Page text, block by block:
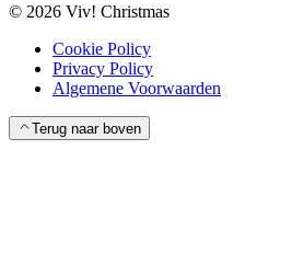
© 2026 Viv! Christmas
Cookie Policy
Privacy Policy
Algemene Voorwaarden
Terug naar boven